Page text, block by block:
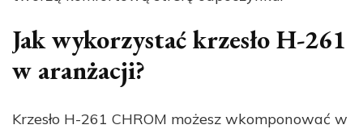
Jak wykorzystać krzesło H-261
w aranżacji?
Krzesło H-261 CHROM możesz wkomponować w